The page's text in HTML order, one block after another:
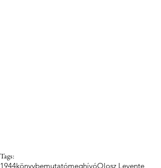
Tags:
1944könyvbemutatómeghívóOlosz Levente